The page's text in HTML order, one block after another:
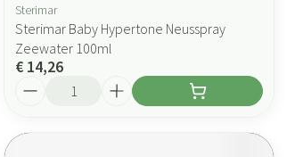
Sterimar
Sterimar Baby Hypertone Neusspray
Zeewater 100ml
€ 14,26